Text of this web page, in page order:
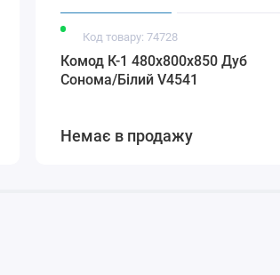
Код товару: 74728
Комод К-1 480x800x850 Дуб
Сонома/Білий V4541
Немає в продажу